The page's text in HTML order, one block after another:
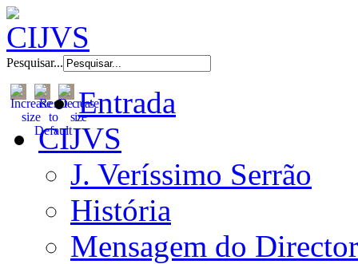
Pesquisar...
Entrada
CIJVS
J. Veríssimo Serrão
História
Mensagem do Director